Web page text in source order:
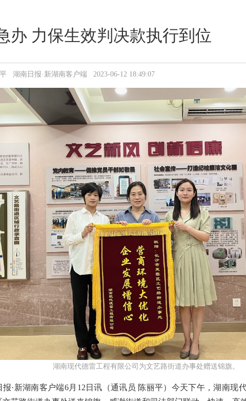
办 力保生效判决款执行到位
湖南日报·新湖南客户端 2023-06-12 18:49:07
湖南现代德雷工程有限公司为文艺路街道办事处赠送锦旗。
报·新湖南客户端6月12日讯（通讯员 陈丽平）今天下午，湖南现